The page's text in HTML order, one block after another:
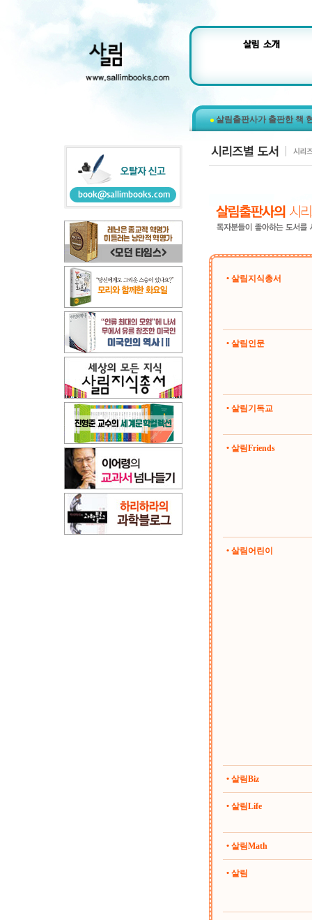
살림출판사가 출판한 책
• 살림지식총서
• 살림인문
• 살림기독교
• 살림Friends
• 살림어린이
• 살림Biz
• 살림Life
• 살림Math
• 살림